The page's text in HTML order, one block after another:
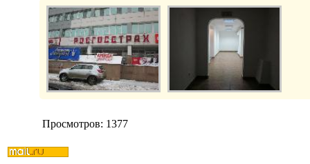
Просмотров: 1377